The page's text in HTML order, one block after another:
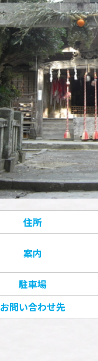
住所
案内
駐車場
お問い合わせ先